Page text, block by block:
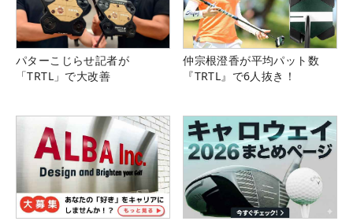
パターこじらせ記者が
「TRTL」で大改善
仲宗根澄香が平均パット数
『TRTL』で6人抜き！